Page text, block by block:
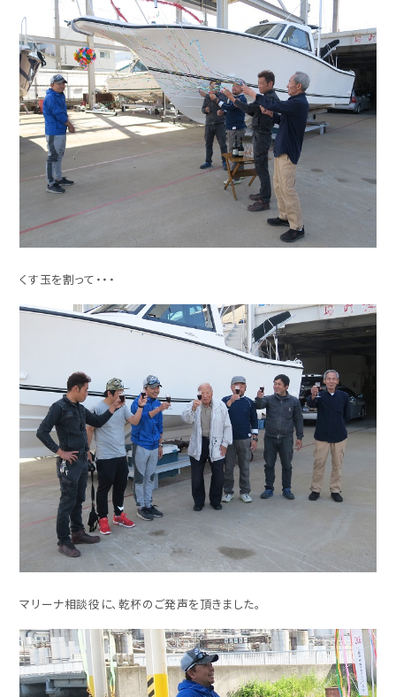
くす玉を割って・・・
マリーナ相談役に、乾杯のご発声を頂きました。